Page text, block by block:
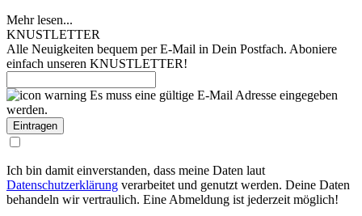
Mehr lesen...
KNUSTLETTER
Alle Neuigkeiten bequem per E-Mail in Dein Postfach. Aboniere
einfach unseren KNUSTLETTER!
Es muss eine gültige E-Mail Adresse eingegeben
werden.
Ich bin damit einverstanden, dass meine Daten laut
Datenschutzerklärung verarbeitet und genutzt werden. Deine Daten
behandeln wir vertraulich. Eine Abmeldung ist jederzeit möglich!